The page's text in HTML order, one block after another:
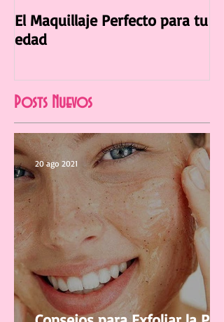
El Maquillaje Perfecto para tu
edad
Posts Nuevos
20 ago 2021